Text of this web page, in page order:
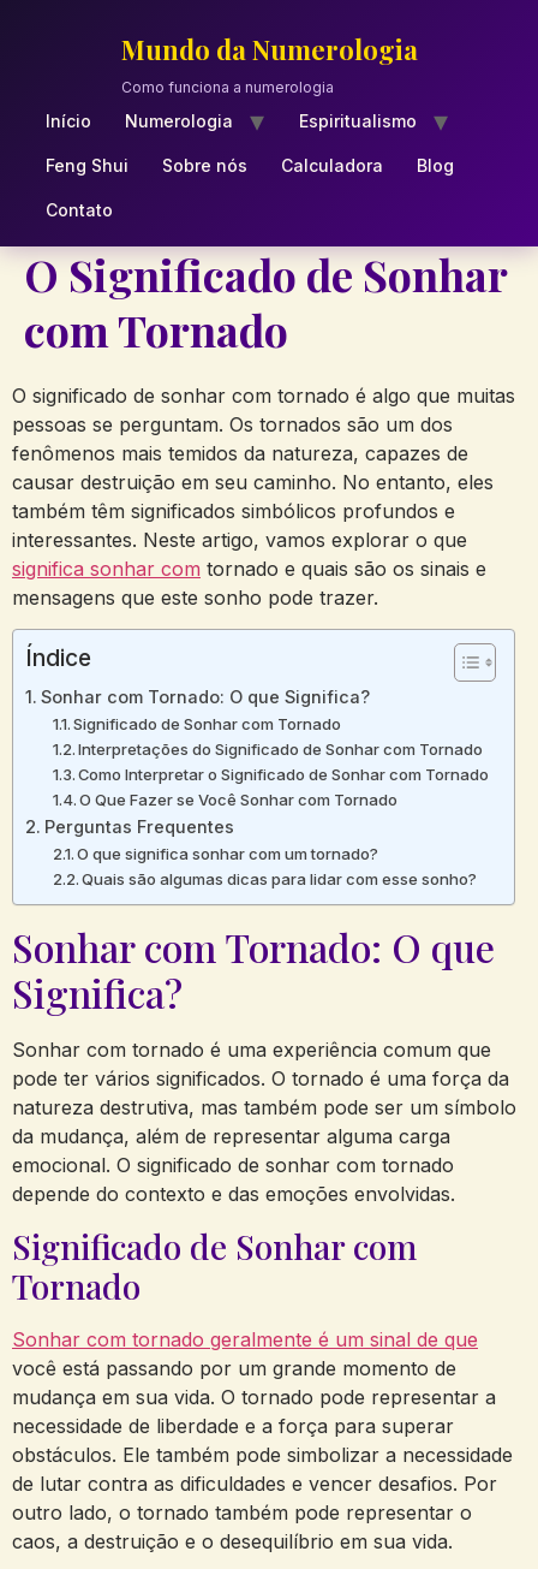
Mundo da Numerologia
Como funciona a numerologia
Início Numerologia Espiritualismo
Feng Shui Sobre nós Calculadora Blog
Contato
O Significado de Sonhar
com Tornado
O significado de sonhar com tornado é algo que muitas
pessoas se perguntam. Os tornados são um dos
fenômenos mais temidos da natureza, capazes de
causar destruição em seu caminho. No entanto, eles
também têm significados simbólicos profundos e
interessantes. Neste artigo, vamos explorar o que
significa sonhar com tornado e quais são os sinais e
mensagens que este sonho pode trazer.
Índice
Sonhar com Tornado: O que Significa?
Significado de Sonhar com Tornado
Interpretações do Significado de Sonhar com Tornado
Como Interpretar o Significado de Sonhar com Tornado
O Que Fazer se Você Sonhar com Tornado
Perguntas Frequentes
O que significa sonhar com um tornado?
Quais são algumas dicas para lidar com esse sonho?
Sonhar com Tornado: O que
Significa?
Sonhar com tornado é uma experiência comum que
pode ter vários significados. O tornado é uma força da
natureza destrutiva, mas também pode ser um símbolo
da mudança, além de representar alguma carga
emocional. O significado de sonhar com tornado
depende do contexto e das emoções envolvidas.
Significado de Sonhar com
Tornado
Sonhar com tornado geralmente é um sinal de que
você está passando por um grande momento de
mudança em sua vida. O tornado pode representar a
necessidade de liberdade e a força para superar
obstáculos. Ele também pode simbolizar a necessidade
de lutar contra as dificuldades e vencer desafios. Por
outro lado, o tornado também pode representar o
caos, a destruição e o desequilíbrio em sua vida.